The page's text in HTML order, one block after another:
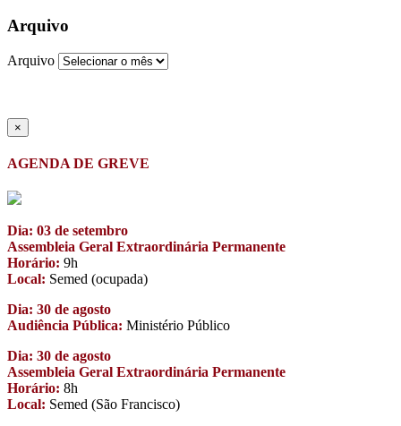
Arquivo
Arquivo
×
AGENDA DE GREVE
Dia: 03 de setembro
Assembleia Geral Extraordinária Permanente
Horário: 9h
Local: Semed (ocupada)
Dia: 30 de agosto
Audiência Pública: Ministério Público
Dia: 30 de agosto
Assembleia Geral Extraordinária Permanente
Horário: 8h
Local: Semed (São Francisco)